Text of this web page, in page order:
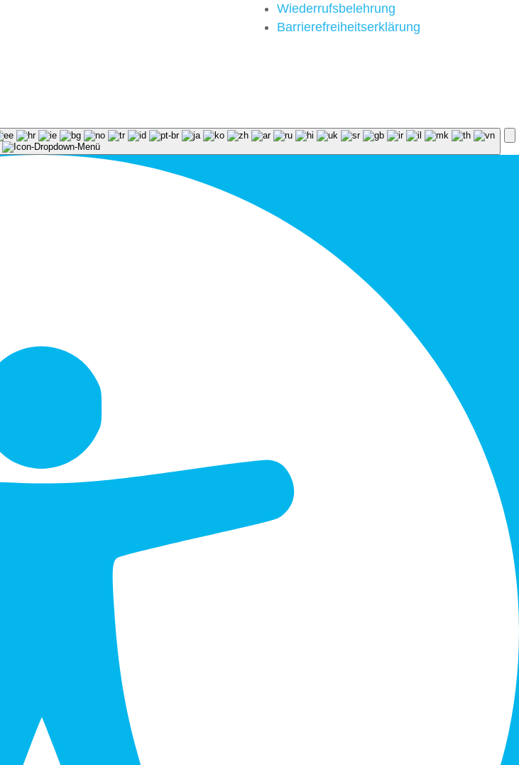
Wiederrufsbelehrung
Barrierefreiheitserklärung